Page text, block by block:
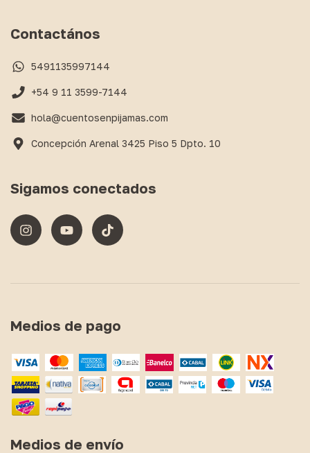
Contactános
5491135997144
+54 9 11 3599-7144
hola@cuentosenpijamas.com
Concepción Arenal 3425 Piso 5 Dpto. 10
Sigamos conectados
Medios de pago
Medios de envío